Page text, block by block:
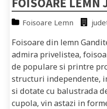
Foisoare Lemn
Foisoare din lemn
admira privelistea,
de populare si printre
structuri independente,
si dotate cu balustrada
cupola, vin astazi in